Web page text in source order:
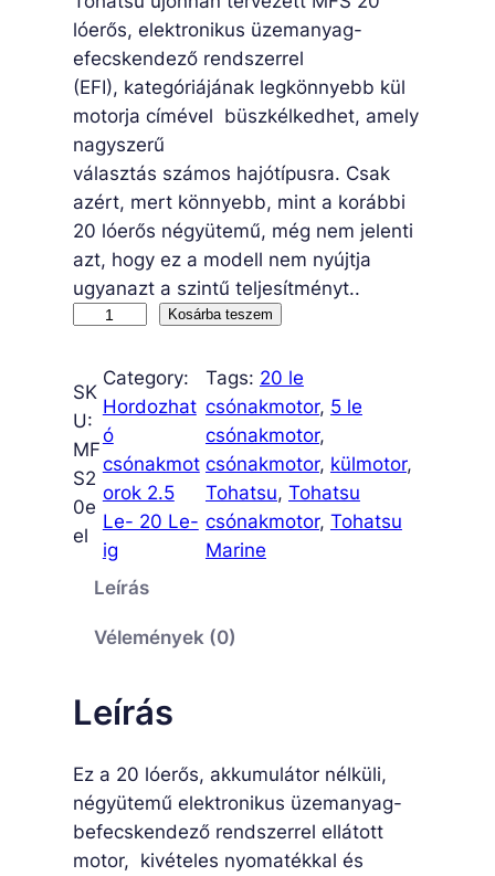
lóerős, elektronikus üzemanyag-
efecskendező rendszerrel
(EFI), kategóriájának legkönnyebb kül
motorja címével büszkélkedhet, amely
nagyszerű
választás számos hajótípusra. Csak
azért, mert könnyebb, mint a korábbi
20 lóerős négyütemű, még nem jelenti
azt, hogy ez a modell nem nyújtja
ugyanazt a szintű teljesítményt..
2
0
E
L
m
e
é
Kosárba teszem
SK
U:
MF
S2
0e
el
Category:
Hordozhat
ó
csónakmot
orok 2.5
Le- 20 Le-
ig
Tags: 20 le
csónakmotor, 5 le
csónakmotor
csónakmotor, külmotor
Tohatsu, Tohatsu
csónakmotor, Tohatsu
Marine
Leírás
Vélemények (0)
Leírás
Ez a 20 lóerős, akkumulátor nélküli,
négyütemű elektronikus üzemanyag-
befecskendező rendszerrel ellátott
motor, kivételes nyomatékkal és